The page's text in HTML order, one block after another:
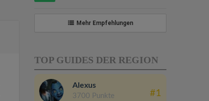
Mehr Empfehlungen
TOP GUIDES DER REGION
Alexus
3700 Punkte #1